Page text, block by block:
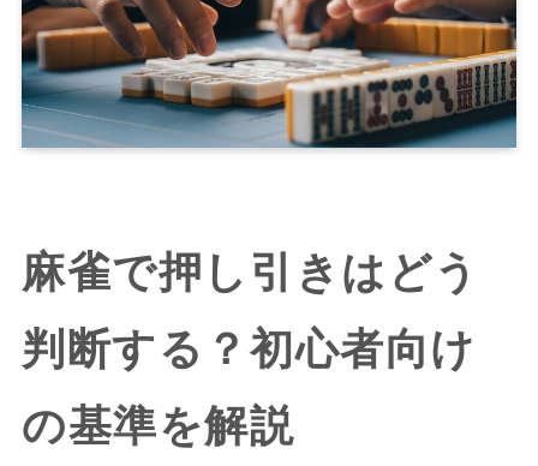
麻雀で押し引きはどう
判断する？初心者向け
の基準を解説